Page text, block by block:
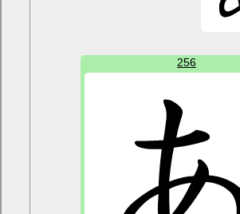
256